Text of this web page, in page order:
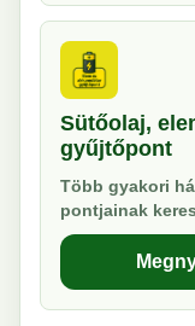
Sütőolaj,
gyűjtőpont
Több gyakori
pontjainak